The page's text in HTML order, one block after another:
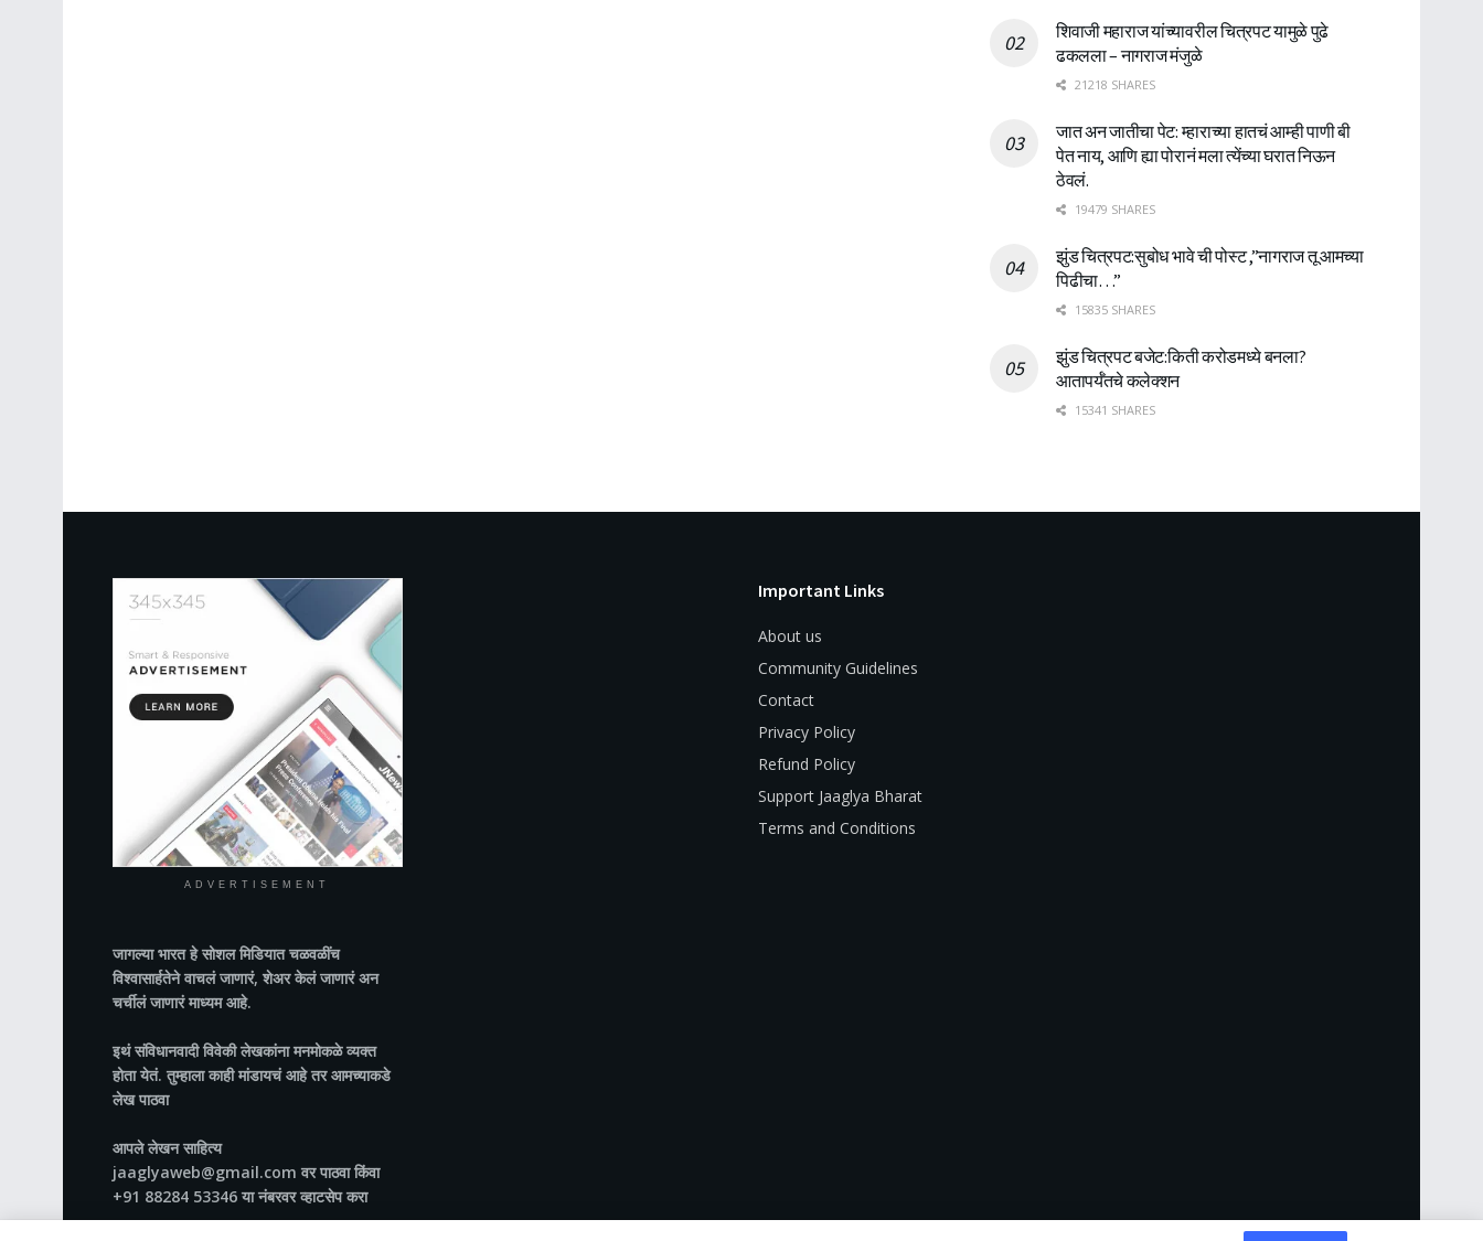
शिवाजी महाराज यांच्यावरील चित्रपट यामुळे पुढे
ढकलला – नागराज मंजुळे
21218 SHARES
जात अन जातीचा पेट: म्हाराच्या हातचं आम्ही पाणी बी
पेत नाय, आणि ह्या पोरानं मला त्येंच्या घरात निऊन
ठेवलं.
19479 SHARES
झुंड चित्रपट:सुबोध भावे ची पोस्ट ,”नागराज तू आमच्या
पिढीचा…”
15835 SHARES
झुंड चित्रपट बजेट:किती करोडमध्ये बनला?
आतापर्यँतचे कलेक्शन
15341 SHARES
ADVERTISEMENT
जागल्या भारतहे सोशल मिडियात चळवळींच
विश्वासार्हतेने वाचलं जाणारं, शेअर केलं जाणारं अन
चर्चीलं जाणारं माध्यम आहे.
इथं संविधानवादी विवेकी लेखकांना मनमोकळे व्यक्त
होता येतं. तुम्हाला काही मांडायचं आहे तर आमच्याकडे
लेख पाठवा
आपले लेखन साहित्य
jaaglyaweb@gmail.com वर पाठवा किंवा
+91 88284 53346 या नंबरवर व्हाटसेप करा
Important Links
About us
Community Guidelines
Contact
Privacy Policy
Refund Policy
Support Jaaglya Bharat
Terms and Conditions